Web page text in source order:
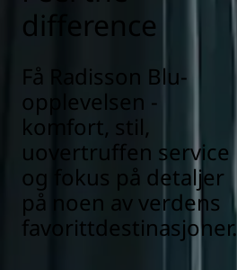
difference
Få Radisson Blu-
opplevelsen -
komfort, stil,
uovertruffen service
og fokus på detaljer
på noen av verdens
favorittdestinasjoner.